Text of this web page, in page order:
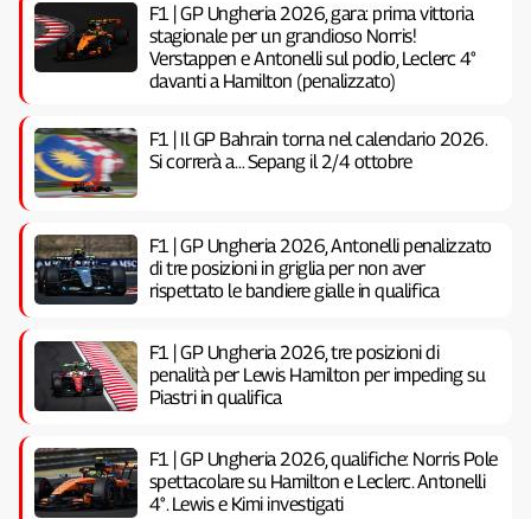
F1 | GP Ungheria 2026, gara: prima vittoria
stagionale per un grandioso Norris!
Verstappen e Antonelli sul podio, Leclerc 4°
davanti a Hamilton (penalizzato)
F1 | Il GP Bahrain torna nel calendario 2026.
Si correrà a… Sepang il 2/4 ottobre
F1 | GP Ungheria 2026, Antonelli penalizzato
di tre posizioni in griglia per non aver
rispettato le bandiere gialle in qualifica
F1 | GP Ungheria 2026, tre posizioni di
penalità per Lewis Hamilton per impeding su
Piastri in qualifica
F1 | GP Ungheria 2026, qualifiche: Norris Pole
spettacolare su Hamilton e Leclerc. Antonelli
4°. Lewis e Kimi investigati